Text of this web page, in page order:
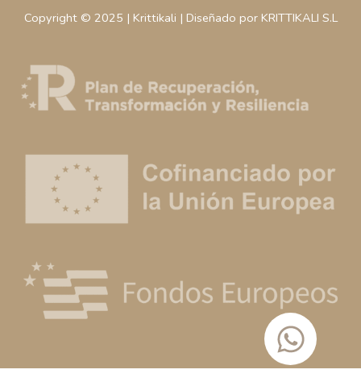
Copyright © 2025 | Krittikali | Diseñado por KRITTIKALI S.L